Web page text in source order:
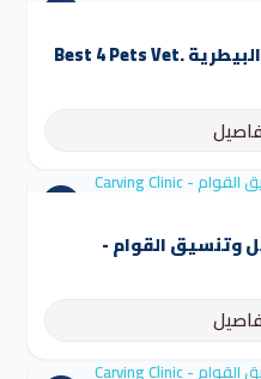
عيادة بيست فور بيتس البيطرية Best 4 Pets Vet.
وتنسيق القوام -